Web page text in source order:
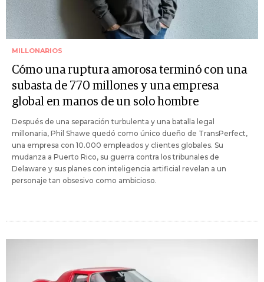
MILLONARIOS
Cómo una ruptura amorosa terminó con una
subasta de 770 millones y una empresa
global en manos de un solo hombre
Después de una separación turbulenta y una batalla legal
millonaria, Phil Shawe quedó como único dueño de TransPerfect,
una empresa con 10.000 empleados y clientes globales. Su
mudanza a Puerto Rico, su guerra contra los tribunales de
Delaware y sus planes con inteligencia artificial revelan a un
personaje tan obsesivo como ambicioso.